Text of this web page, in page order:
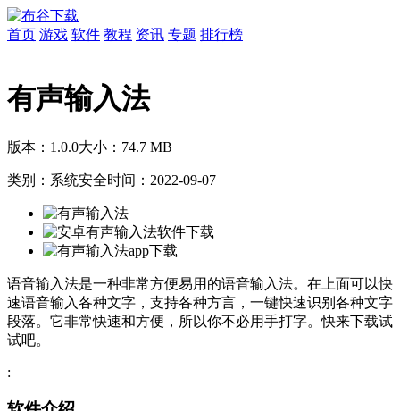
首页 游戏 软件 教程 资讯 专题 排行榜
有声输入法
版本：1.0.0大小：74.7 MB
类别：系统安全时间：2022-09-07
语音输入法是一种非常方便易用的语音输入法。在上面可以快
速语音输入各种文字，支持各种方言，一键快速识别各种文字
段落。它非常快速和方便，所以你不必用手打字。快来下载试
试吧。
软件介绍